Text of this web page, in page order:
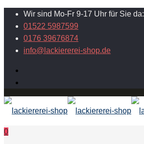
Wir sind Mo-Fr 9-17 Uhr für Sie da:
01522 5987599
0176 39676874
info@lackiererei-shop.de
0